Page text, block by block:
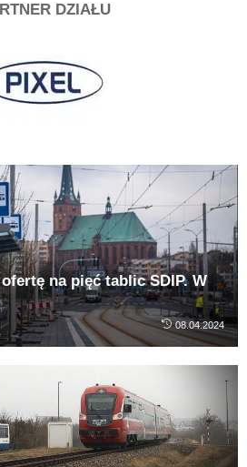
DZIAŁU
na pięć tablic SDIP. W
08.04.2024